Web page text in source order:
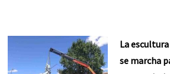
La
se marcha